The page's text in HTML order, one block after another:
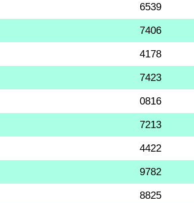
6539
7406
4178
7423
0816
7213
4422
9782
8825